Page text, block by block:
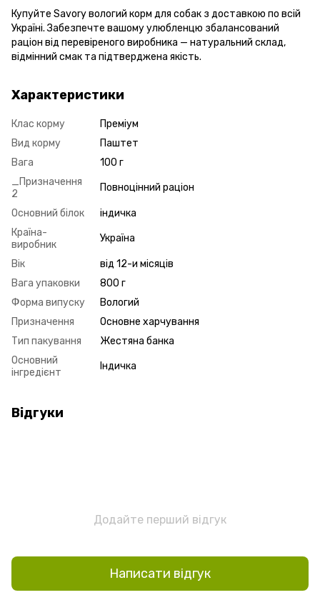
Купуйте Savory вологий корм для собак з доставкою по всій
Україні. Забезпечте вашому улюбленцю збалансований
раціон від перевіреного виробника — натуральний склад,
відмінний смак та підтверджена якість.
Характеристики
Клас корму
Преміум
Вид корму
Паштет
Вага
100 г
_Призначення
2
Повноцінний раціон
Основний білок
індичка
Країна-
виробник
Україна
Вік
від 12-и місяців
Вага упаковки
800 г
Форма випуску
Вологий
Призначення
Основне харчування
Тип пакування
Жестяна банка
Основний
інгредієнт
Індичка
Відгуки
Додайте перший відгук
Написати відгук